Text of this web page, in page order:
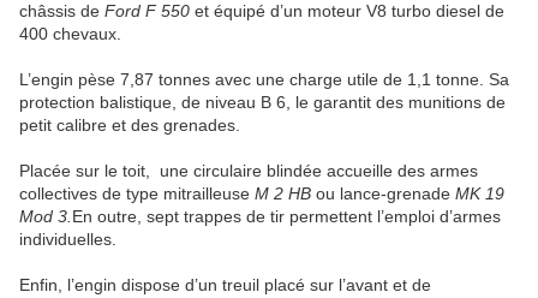
châssis de Ford F 550 et équipé d’un moteur V8 turbo diesel de
400 chevaux.
L’engin pèse 7,87 tonnes avec une charge utile de 1,1 tonne. Sa
protection balistique, de niveau B 6, le garantit des munitions de
petit calibre et des grenades.
Placée sur le toit, une circulaire blindée accueille des armes
collectives de type mitrailleuse M 2 HB ou lance-grenade MK 19
Mod 3. En outre, sept trappes de tir permettent l’emploi d’armes
individuelles.
Enfin, l’engin dispose d’un treuil placé sur l’avant et de